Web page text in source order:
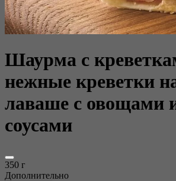
Шаурма с
нежные креветки
лаваше с овощами
соусами
350 г
Дополнительно